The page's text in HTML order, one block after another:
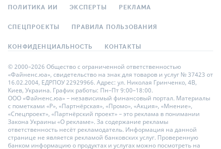
ПОЛИТИКА ИИ ЭКСПЕРТЫ РЕКЛАМА
СПЕЦПРОЕКТЫ ПРАВИЛА ПОЛЬЗОВАНИЯ
КОНФИДЕНЦИАЛЬНОСТЬ КОНТАКТЫ
© 2000–2026 Общество с ограниченной ответственностью
«Файненс.юа», свидетельство на знак для товаров и услуг № 37423 от
16.02.2004, ЕДРПОУ 22929966. Адрес: ул. Николая Гринченко, 4В,
Киев, Украина. График работы: Пн–Пт 9:00–18:00.
ООО «Файненс.юа» – независимый финансовый портал. Материалы
с пометками «Р», «Партнёрская», «Промо», «Акция», «Мнение»,
«Спецпроект», «Партнёрский проект» – это реклама в понимании
Закона Украины «О рекламе». За содержание рекламы
ответственность несёт рекламодатель. Информация на данной
странице не является рекламой банковских услуг. Проверенную
банком информацию о продуктах и услугах можно посмотреть на